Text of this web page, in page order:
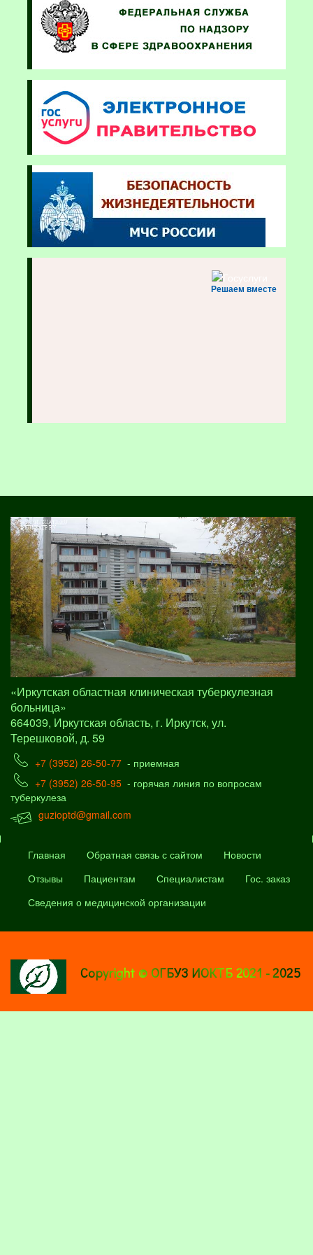
Решаем вместе
«Иркутская областная клиническая туберкулезная
больница»
664039, Иркутская область, г. Иркутск, ул.
Терешковой, д. 59
+7 (3952) 26-50-77 - приемная
+7 (3952) 26-50-95 - горячая линия по вопросам
туберкулеза
guzioptd@gmail.com
Главная Обратная связь с сайтом
Новости
Отзывы
Пациентам Специалистам
Гос. заказ
Сведения о медицинской организации
Copyright © ОГБУЗ ИОКТБ 2021 - 2025